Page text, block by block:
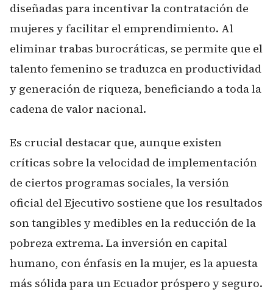
diseñadas para incentivar la contratación de
mujeres y facilitar el emprendimiento. Al
eliminar trabas burocráticas, se permite que el
talento femenino se traduzca en productividad
y generación de riqueza, beneficiando a toda la
cadena de valor nacional.
Es crucial destacar que, aunque existen
críticas sobre la velocidad de implementación
de ciertos programas sociales, la versión
oficial del Ejecutivo sostiene que los resultados
son tangibles y medibles en la reducción de la
pobreza extrema. La inversión en capital
humano, con énfasis en la mujer, es la apuesta
más sólida para un Ecuador próspero y seguro.